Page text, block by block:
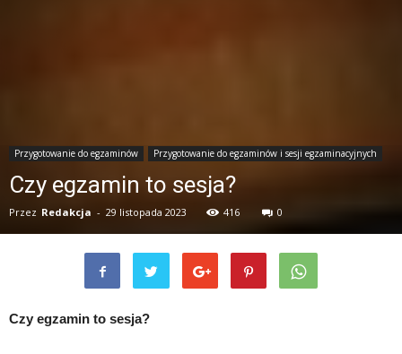
Przygotowanie do egzaminów Przygotowanie do egzaminów i sesji egzaminacyjnych
Czy egzamin to sesja?
Przez Redakcja - 29 listopada 2023 416 0
Czy egzamin to sesja?